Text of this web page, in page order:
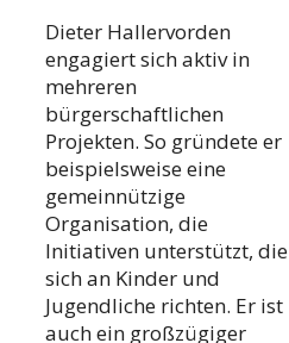
Dieter Hallervorden
engagiert sich aktiv in
mehreren
bürgerschaftlichen
Projekten. So gründete er
beispielsweise eine
gemeinnützige
Organisation, die
Initiativen unterstützt, die
sich an Kinder und
Jugendliche richten. Er ist
auch ein großzügiger